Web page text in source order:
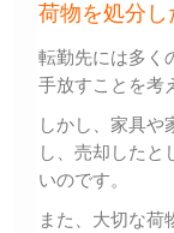
荷物を処分し
転勤先には多く
手放すことを考
しかし、家具や
し、売却したと
いのです。
また、大切な荷